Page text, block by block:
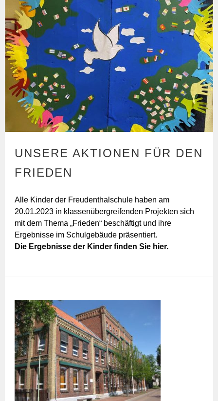
UNSERE AKTIONEN FÜR DEN
FRIEDEN
Alle Kinder der Freudenthalschule haben am
20.01.2023 in klassenübergreifenden Projekten sich
mit dem Thema „Frieden“ beschäftigt und ihre
Ergebnisse im Schulgebäude präsentiert.
Die Ergebnisse der Kinder finden Sie hier.